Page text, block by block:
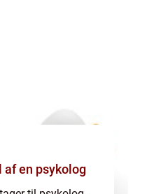
en psykolog